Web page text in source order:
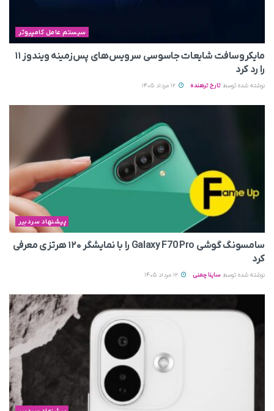
سیستم عامل کامپیوتر
مایکروسافت شایعات جاسوسی سرویس‌های پس‌زمینه ویندوز ۱۱
را رد کرد
نوشته شده توسط تارخ ترهنده
پیشنهاد سردبیر
سامسونگ گوشی Galaxy F70 Pro را با نمایشگر ۱۲۰ هرتزی معرفی
کرد
نوشته شده توسط ساینا چمنی